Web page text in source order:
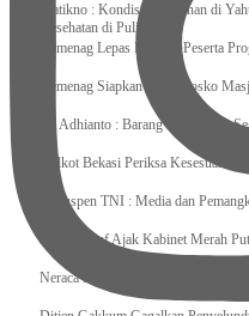
Pratikno : Kondisi Keamanan di
Kesehatan di Pulihkan
Kemenag Lepas Ratusan Peserta
Kemenag Siapkan 6.180 Posko
Tri Adhianto : Barang Kadaluarsa
Walkot Bekasi Periksa Kesesuaian
Kapuspen TNI : Media dan
Kemenekraf Ajak Kabinet Merah
Neraca Perdagangan Indonesia